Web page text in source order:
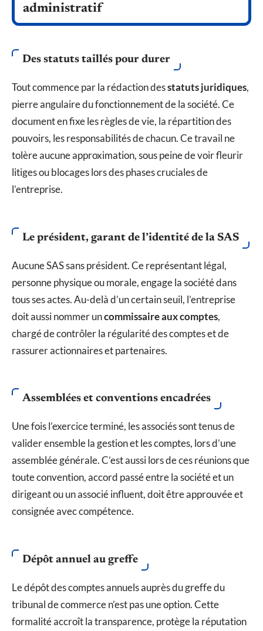
administratif
Des statuts taillés pour durer
Tout commence par la rédaction desstatuts juridiques,
pierre angulaire du fonctionnement de la société. Ce
document en fixe les règles de vie, la répartition des
pouvoirs, les responsabilités de chacun. Ce travail ne
tolère aucune approximation, sous peine de voir fleurir
litiges ou blocages lors des phases cruciales de
l’entreprise.
Le président, garant de l’identité de la SAS
Aucune SAS sans président. Ce représentant légal,
personne physique ou morale, engage la société dans
tous ses actes. Au-delà d’un certain seuil, l’entreprise
doit aussi nommer uncommissaire aux comptes,
chargé de contrôler la régularité des comptes et de
rassurer actionnaires et partenaires.
Assemblées et conventions encadrées
Une fois l’exercice terminé, les associés sont tenus de
valider ensemble la gestion et les comptes, lors d’une
assemblée générale. C’est aussi lors de ces réunions que
toute convention, accord passé entre la société et un
dirigeant ou un associé influent, doit être approuvée et
consignée avec compétence.
Dépôt annuel au greffe
Le dépôt des comptes annuels auprès du greffe du
tribunal de commerce n’est pas une option. Cette
formalité accroît la transparence, protège la réputation